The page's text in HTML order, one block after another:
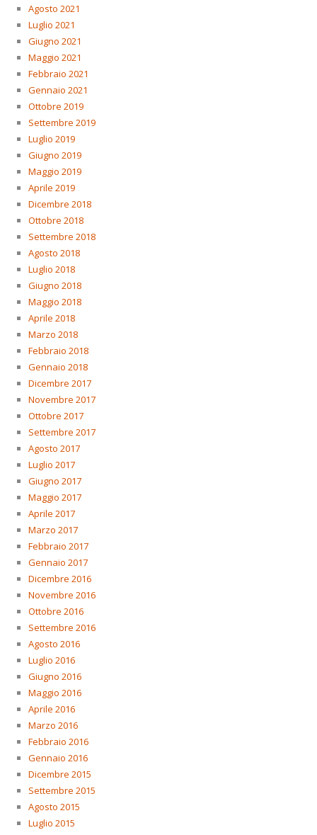
Agosto 2021
Luglio 2021
Giugno 2021
Maggio 2021
Febbraio 2021
Gennaio 2021
Ottobre 2019
Settembre 2019
Luglio 2019
Giugno 2019
Maggio 2019
Aprile 2019
Dicembre 2018
Ottobre 2018
Settembre 2018
Agosto 2018
Luglio 2018
Giugno 2018
Maggio 2018
Aprile 2018
Marzo 2018
Febbraio 2018
Gennaio 2018
Dicembre 2017
Novembre 2017
Ottobre 2017
Settembre 2017
Agosto 2017
Luglio 2017
Giugno 2017
Maggio 2017
Aprile 2017
Marzo 2017
Febbraio 2017
Gennaio 2017
Dicembre 2016
Novembre 2016
Ottobre 2016
Settembre 2016
Agosto 2016
Luglio 2016
Giugno 2016
Maggio 2016
Aprile 2016
Marzo 2016
Febbraio 2016
Gennaio 2016
Dicembre 2015
Settembre 2015
Agosto 2015
Luglio 2015